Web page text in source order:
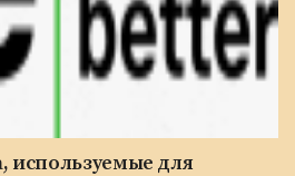
используемые для